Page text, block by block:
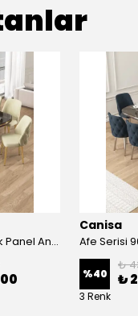
Afe Serisi 90x168 Lak Panel Antrasit İroni Masa ve 6 Sandalye Gold Kaplama Ayak
Canisa
%40
₺
₺
3 Renk